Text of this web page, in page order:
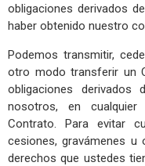
obligaciones derivados
haber obtenido nuestro
Podemos transmitir,
otro modo transferir un
obligaciones
nosotros, en
Contrato. Para evitar
cesiones, gravámenes
derechos que ustedes